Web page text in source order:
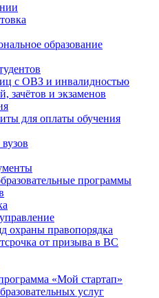
образование
с ОВЗ и инвалидностью
зачётов и экзаменов
для оплаты обучения
программы
охраны правопорядка
от призыва в ВС
«Мой стартап»
услуг